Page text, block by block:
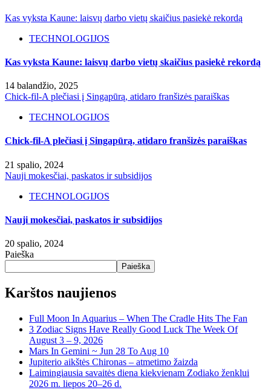
Kas vyksta Kaune: laisvų darbo vietų skaičius pasiekė rekordą
TECHNOLOGIJOS
Kas vyksta Kaune: laisvų darbo vietų skaičius pasiekė rekordą
14 balandžio, 2025
Chick-fil-A plečiasi į Singapūrą, atidaro franšizės paraiškas
TECHNOLOGIJOS
Chick-fil-A plečiasi į Singapūrą, atidaro franšizės paraiškas
21 spalio, 2024
Nauji mokesčiai, paskatos ir subsidijos
TECHNOLOGIJOS
Nauji mokesčiai, paskatos ir subsidijos
20 spalio, 2024
Paieška
Paieška
Karštos naujienos
Full Moon In Aquarius – When The Cradle Hits The Fan
3 Zodiac Signs Have Really Good Luck The Week Of
August 3 – 9, 2026
Mars In Gemini ~ Jun 28 To Aug 10
Jupiterio aikštės Chironas – atmetimo žaizda
Laimingiausia savaitės diena kiekvienam Zodiako ženklui
2026 m. liepos 20–26 d.